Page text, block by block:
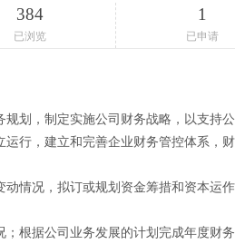
384
已浏览
1
已申请
划，制定实施公司财务战略，以支持
行，建立和完善企业财务管控体系，
情况，拟订或规划资金筹措和资本运
根据公司业务发展的计划完成年度财